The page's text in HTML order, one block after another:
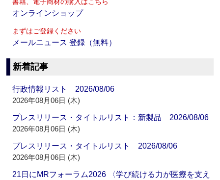
書籍、電子商材の購入はこちら
オンラインショップ
まずはご登録ください
メールニュース 登録（無料）
新着記事
行政情報リスト 2026/08/06
2026年08月06日 (木)
プレスリリース・タイトルリスト：新製品 2026/08/06
2026年08月06日 (木)
プレスリリース・タイトルリスト 2026/08/06
2026年08月06日 (木)
21日にMRフォーラム2026 〈学び続ける力が医療を支え